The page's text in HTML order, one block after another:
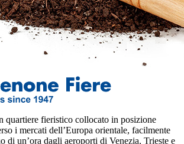
quartiere fieristico collocato in posizione
i mercati dell’Europa orientale, facilmente
di un’ora dagli aeroporti di Venezia, Trieste e